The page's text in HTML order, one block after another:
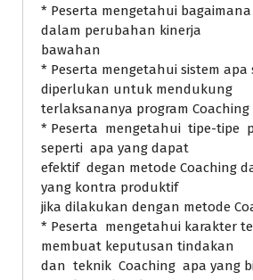
* Peserta mengetahui
dalam perubahan kinerja
bawahan
* Peserta mengetahui sistem apa
diperlukan untuk mendukung
terlaksananya program
* Peserta mengetahui tipe-tipe
seperti apa yang dapat
efektif degan metode Coaching
yang kontra produktif
jika dilakukan dengan metode
* Peserta mengetahui karakter
membuat keputusan tindakan
dan teknik Coaching apa yang